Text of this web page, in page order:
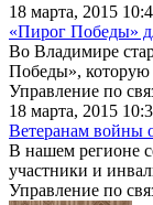
18 марта, 2015
«Пирог Победы»
Во Владимире
Победы», которую
Управление по
18 марта, 2015
Ветеранам войны
В нашем регионе
участники и
Управление по